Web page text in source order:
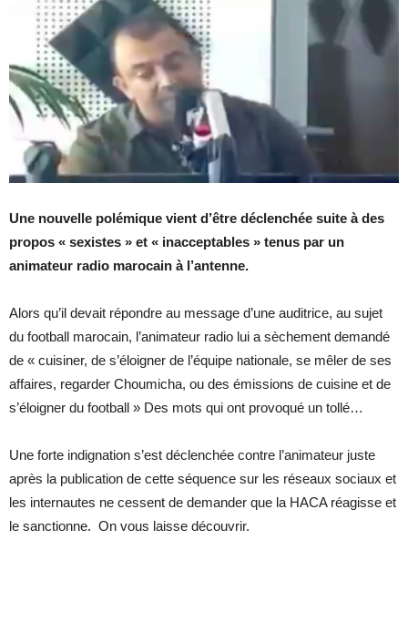
Une nouvelle polémique vient d’être déclenchée suite à des
propos « sexistes » et « inacceptables » tenus par un
animateur radio marocain à l’antenne.
Alors qu’il devait répondre au message d’une auditrice, au sujet
du football marocain, l’animateur radio lui a sèchement demandé
de « cuisiner, de s’éloigner de l’équipe nationale, se mêler de ses
affaires, regarder Choumicha, ou des émissions de cuisine et de
s’éloigner du football » Des mots qui ont provoqué un tollé…
Une forte indignation s’est déclenchée contre l’animateur juste
après la publication de cette séquence sur les réseaux sociaux et
les internautes ne cessent de demander que la HACA réagisse et
le sanctionne. On vous laisse découvrir.